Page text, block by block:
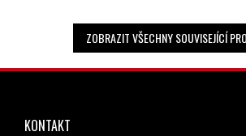
ZOBRAZIT VŠECHNY SOUVISEJÍCÍ
ZÁPATÍ
KONTAKT